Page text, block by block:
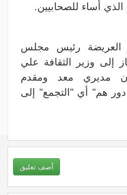
أساء للصحابيين.
العريضة رئيس مجلس
إلى وزير الثقافة علي
مديري معد ومقدم
دور هم" أي "التجمع" إلى
أضف تعليق